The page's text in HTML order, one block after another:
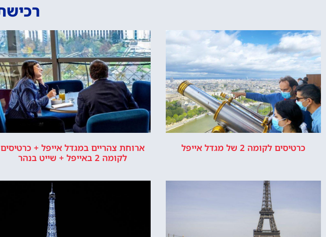
כרטיסים לקומה 2 של מגדל אייפל
ארוחת צהריים במגדל אייפל + כרטיסים
לקומה 2 באייפל + שייט בנהר